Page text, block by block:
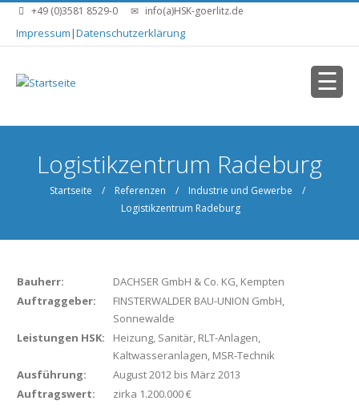
Direkt zum Inhalt
+49 (0)3581 8529-0 info(a)HSK-goerlitz.de
Impressum |Datenschutzerklärung
Logistikzentrum Radeburg
Startseite / Referenzen / Industrie und Gewerbe /
Logistikzentrum Radeburg
Bauherr:
DACHSER GmbH & Co. KG, Kempten
Auftraggeber:
FINSTERWALDER BAU-UNION GmbH,
Sonnewalde
Leistungen HSK:
Heizung, Sanitär, RLT-Anlagen,
Kaltwasseranlagen, MSR-Technik
Ausführung:
August 2012 bis März 2013
Auftragswert:
zirka 1.200.000 €